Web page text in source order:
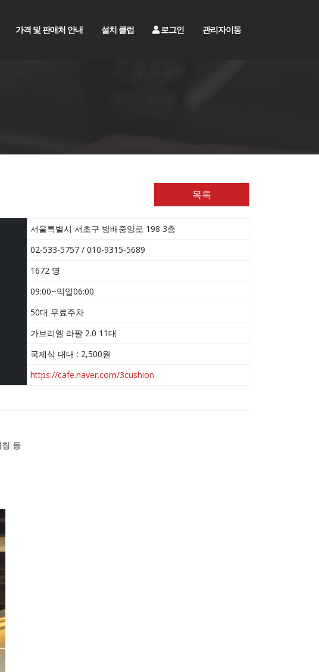
가격 및 판매처 안내 설치 클럽 로그인 관리자이동
목록
서울특별시 서초구 방배중앙로 198 3층
02-533-5757 / 010-9315-5689
1672 명
09:00~익일06:00
50대 무료주차
가브리엘 라팔 2.0 11대
국제식 대대 : 2,500원
https://cafe.naver.com/3cushion
등